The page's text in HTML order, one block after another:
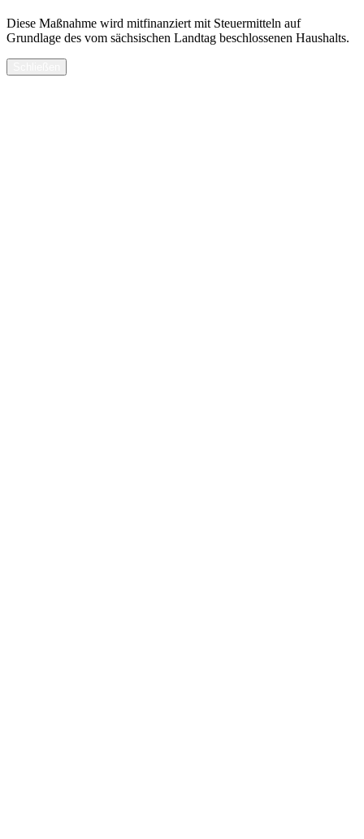
Diese Maßnahme wird mitfinanziert mit Steuermitteln auf
Grundlage des vom sächsischen Landtag beschlossenen Haushalts.